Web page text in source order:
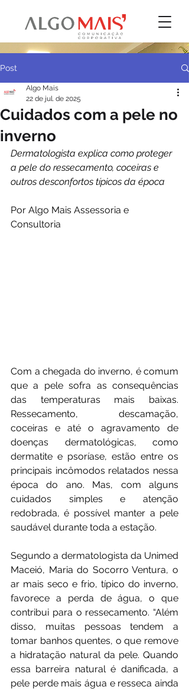
Post
Cuidados com a pele no
inverno
Algo Mais
22 de jul. de 2025
Dermatologista explica como proteger
a pele do ressecamento, coceiras e
outros desconfortos típicos da época
Por Algo Mais Assessoria e
Consultoria
Com a chegada do inverno, é comum
que a pele sofra as consequências
das temperaturas mais baixas.
Ressecamento, descamação,
coceiras e até o agravamento de
doenças dermatológicas, como
dermatite e psoríase, estão entre os
principais incômodos relatados nessa
época do ano. Mas, com alguns
cuidados simples e atenção
redobrada, é possível manter a pele
saudável durante toda a estação.
Segundo a dermatologista da Unimed
Maceió, Maria do Socorro Ventura, o
ar mais seco e frio, típico do inverno,
favorece a perda de água, o que
contribui para o ressecamento. “Além
disso, muitas pessoas tendem a
tomar banhos quentes, o que remove
a hidratação natural da pele. Quando
essa barreira natural é danificada, a
pele perde mais água e resseca ainda